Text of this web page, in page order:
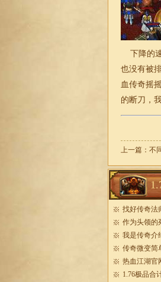
下降的速
也没有被
血传奇摇
的断刀，
上一篇： 不
找好传奇法
作为头领的
我是传奇介
传奇微变简
热血江湖官
1.76极品合